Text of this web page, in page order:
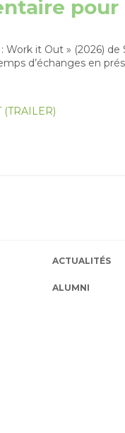
it Out » (2026)
d’échanges en
(TRAILER)
ACTUALITÉS
ALUMNI